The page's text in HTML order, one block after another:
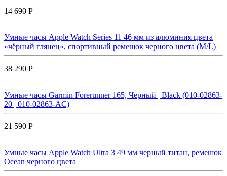
14 690 Р
Умные часы Apple Watch Series 11 46 мм из алюминия цвета
«чёрный глянец», спортивный ремешок черного цвета (M/L)
38 290 Р
Умные часы Garmin Forerunner 165, Черный | Black (010-02863-
20 | 010-02863-AC)
21 590 Р
Умные часы Apple Watch Ultra 3 49 мм черный титан, ремешок
Ocean черного цвета